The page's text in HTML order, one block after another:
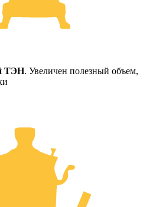
ТЭН. Увеличен полезный объем,